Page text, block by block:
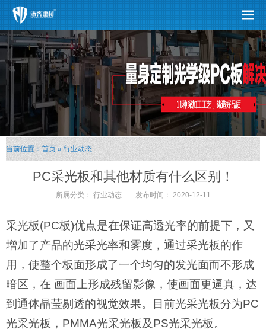
当前位置：首页 » 行业动态
PC采光板和其他材质有什么区别！
所属分类： 行业动态 发布时间： 2020-12-11
采光板(PC板)优点是在保证高透光率的前提下，又
增加了产品的光采光率和雾度，通过采光板的作
用，使整个板面形成了一个均匀的发光面而不形成
暗区，在 画面上形成残留影像，使画面更逼真，达
到通体晶莹剔透的视觉效果。目前光采光板分为PC
光采光板，PMMA光采光板及PS光采光板。